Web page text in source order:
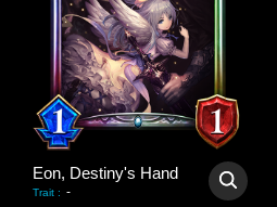
Eon, Destiny's Hand
Trait : -